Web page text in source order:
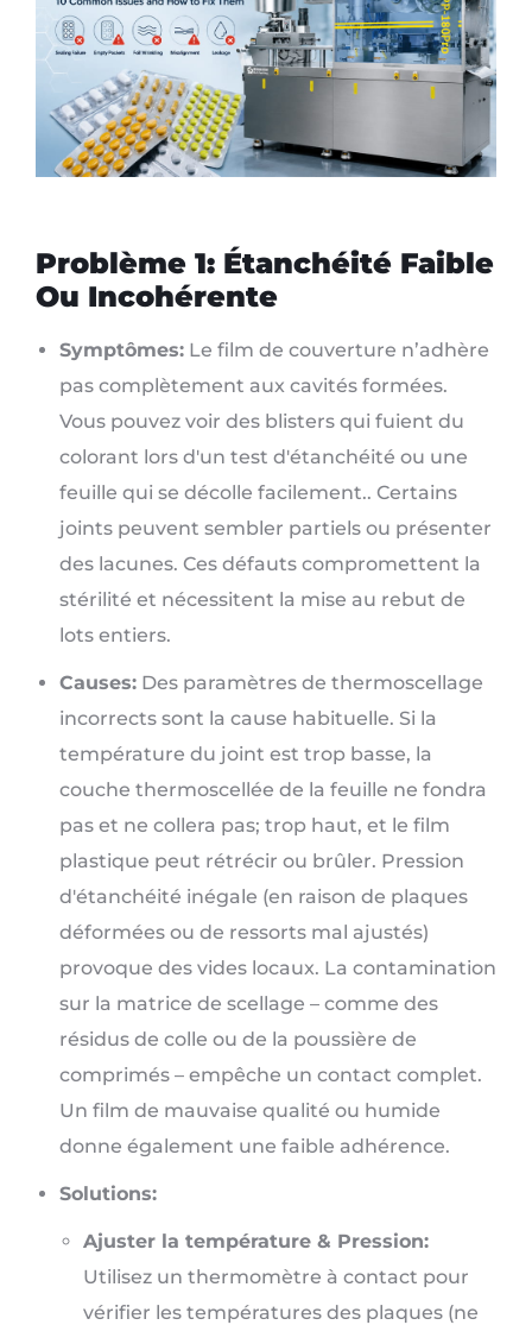
Problème 1: Étanchéité Faible
Ou Incohérente
Symptômes: Le film de couverture n’adhère
pas complètement aux cavités formées.
Vous pouvez voir des blisters qui fuient du
colorant lors d'un test d'étanchéité ou une
feuille qui se décolle facilement.. Certains
joints peuvent sembler partiels ou présenter
des lacunes. Ces défauts compromettent la
stérilité et nécessitent la mise au rebut de
lots entiers.
Causes: Des paramètres de thermoscellage
incorrects sont la cause habituelle. Si la
température du joint est trop basse, la
couche thermoscellée de la feuille ne fondra
pas et ne collera pas; trop haut, et le film
plastique peut rétrécir ou brûler. Pression
d'étanchéité inégale (en raison de plaques
déformées ou de ressorts mal ajustés)
provoque des vides locaux. La contamination
sur la matrice de scellage – comme des
résidus de colle ou de la poussière de
comprimés – empêche un contact complet.
Un film de mauvaise qualité ou humide
donne également une faible adhérence.
Solutions:
Ajuster la température & Pression:
Utilisez un thermomètre à contact pour
vérifier les températures des plaques (ne